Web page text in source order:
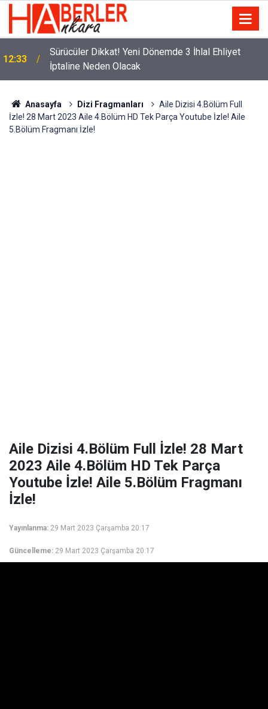
12:33
Sürücüler Dikkat! Yeni Dönemde 3 İhlal Ehliyet
İptaline Neden Olacak
Anasayfa Dizi Fragmanları
Aile Dizisi 4.Bölüm Full
İzle! 28 Mart 2023 Aile 4.Bölüm HD Tek Parça Youtube İzle! Aile
5.Bölüm Fragmanı İzle!
Aile Dizisi 4.Bölüm Full İzle! 28 Mart
2023 Aile 4.Bölüm HD Tek Parça
Youtube İzle! Aile 5.Bölüm Fragmanı
İzle!
Yayınlanma: 29 Mart 2023 Çarşamba 20:17
Güncelleme: 29 Mart 2023 Çarşamba 20:17